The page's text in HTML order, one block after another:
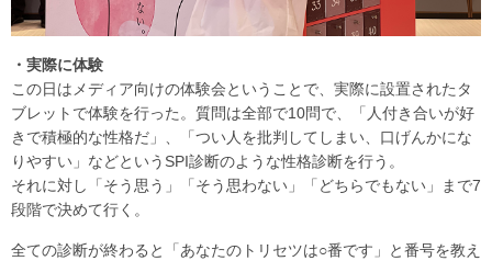
・実際に体験
この日はメディア向けの体験会ということで、実際に設置されたタ
ブレットで体験を行った。質問は全部で10問で、「人付き合いが好
きで積極的な性格だ」、「つい人を批判してしまい、口げんかにな
りやすい」などというSPI診断のような性格診断を行う。
それに対し「そう思う」「そう思わない」「どちらでもない」まで7
段階で決めて行く。
全ての診断が終わると「あなたのトリセツは○番です」と番号を教え